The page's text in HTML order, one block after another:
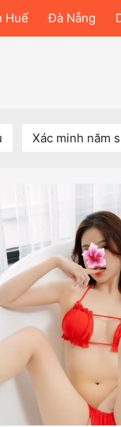
Huế Đà Nẵng
Xác minh năm